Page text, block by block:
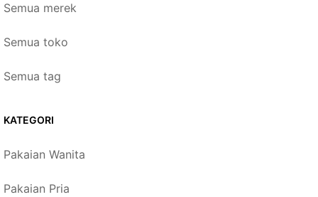
Semua merek
Semua toko
Semua tag
KATEGORI
Pakaian Wanita
Pakaian Pria